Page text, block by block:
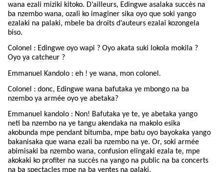
wana ezali miziki kitoko. D’ailleurs, Edingwe asalaka succès na
ba nzembo wana, ozali ko imaginer sika oyo que soki yango
ezalaki na palaki, mbele ba droits d’auteurs ezalai kozongela
biso.
Colonel : Edingwe oyo wapi ? Oyo akata suki lokola mokila ?
Oyo ya catcheur ?
Emmanuel Kandolo : eh ! ye wana, mon colonel.
Colonel : donc, Edingwe wana bafutaka ye mbongo na ba
nzembo ya armée oyo ye abetaka?
Emmanuel kandolo : Non! Bafutaka ye te, ye abetaka yango
neti ba nzembo na ye tangu akendaka na makolo esika
akobunda mpe pendant bitumba, mpe batu oyo bayokaka yango
bakanisaka que wana ezali ba nzembo na ye. Or, soki armée
abimisaki ba nzembo wana, confusion elingaki ezala te, mpe
akokaki ko profiter na succès na yango na public na ba concerts
na ba spectacles mpe na ba ventes na palaki.